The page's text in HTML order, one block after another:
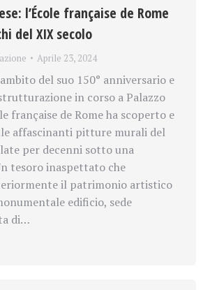
l’École française de Rome
del XIX secolo
Aprile 23, 2024
del suo 150° anniversario e
in corso a Palazzo
française de Rome ha scoperto e
affascinanti pitture murali del
per decenni sotto una
tesoro inaspettato che
il patrimonio artistico
edificio, sede
di…